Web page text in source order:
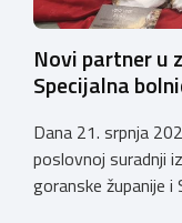
Novi partner u
Specijalna
Dana 21. srpnja
poslovnoj suradnji
goranske županije i